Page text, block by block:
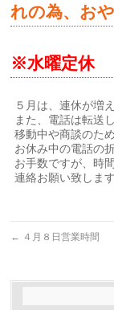
れの為、お
※水曜定休
５月は、連休が増
また、電話は転送
移動中や商談のた
お休み中の電話の
お手数ですが、時
連絡お願い致します
← ４月８日営業時間